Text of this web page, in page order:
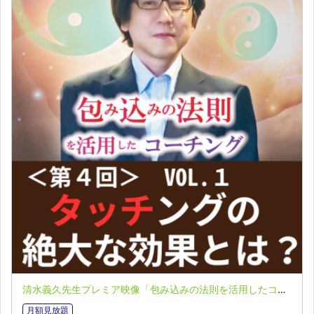
清水義久先生プレミア映像「包み込みの法則を活用したコーチング」第４回 VOL.１：タッチングの絶大な効果とは？
月額見放題